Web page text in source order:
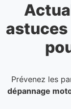
astuces
Prévenez les
dépannage